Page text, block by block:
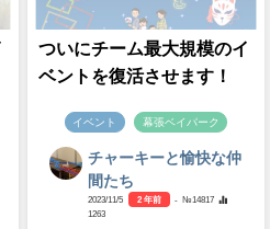
ついにチーム最大規模のイ
ベントを復活させます！
イベント 幕張ベイパーク
チャーキーと愉快な仲
間たち
2023/11/5 2 年前
- №14817
1263